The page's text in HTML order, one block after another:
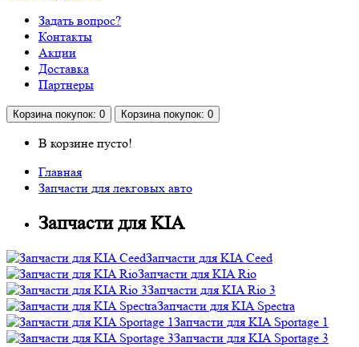
Задать вопрос?
Контакты
Акции
Доставка
Партнеры
Корзина покупок: 0 Корзина покупок: 0
В корзине пусто!
Главная
Запчасти для лекговых авто
Запчасти для KIA
Запчасти для KIA Ceed
Запчасти для KIA Rio
Запчасти для KIA Rio 3
Запчасти для KIA Spectra
Запчасти для KIA Sportage 1
Запчасти для KIA Sportage 3